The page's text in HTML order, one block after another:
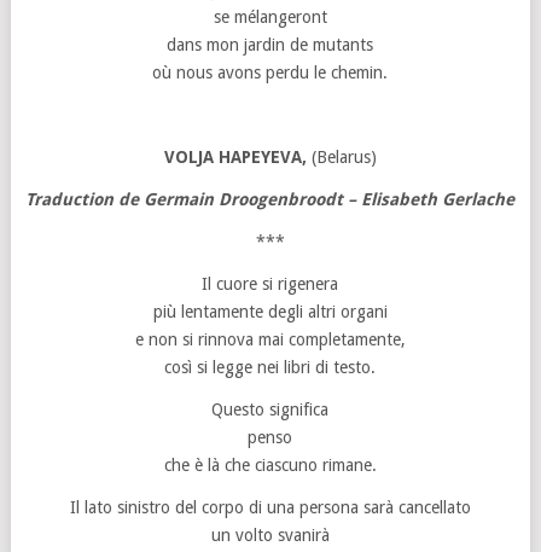
se mélangeront
dans mon jardin de mutants
où nous avons perdu le chemin.
VOLJA HAPEYEVA, (Belarus)
Traduction de Germain Droogenbroodt – Elisabeth Gerlache
***
Il cuore si rigenera
più lentamente degli altri organi
e non si rinnova mai completamente,
così si legge nei libri di testo.
Questo significa
penso
che è là che ciascuno rimane.
Il lato sinistro del corpo di una persona sarà cancellato
un volto svanirà